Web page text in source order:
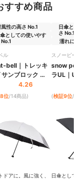
すすめ商品
風性の高さ No.1
としての使いやす
No.1
ル
bell ｜ トレッキ
サンブロック ア
レラ 55｜
4.26
位/14商品)
ドアに。風に強く、
日傘とし
さ No.1
濡れにく
スノーピーク
snow
ラUL ｜
(検証9位/14
日傘として